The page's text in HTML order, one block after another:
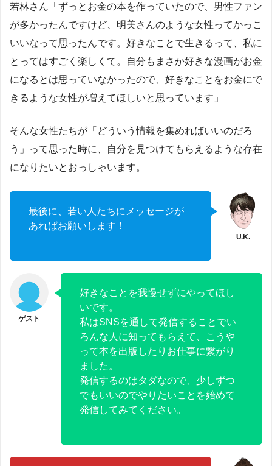
若林さん「ずっとお金の本を作っていたので、男性ファン
が多かったんですけど、明美さんのような女性ってかっこ
いいなって思ったんです。好きなことで生きるって、私に
とってはすごく楽しくて。自分もまさか好きな漫画がお金
になるとは思っていなかったので、好きなことをお金にで
きるような女性が増えてほしいと思っています」
そんな女性たちが「どういう情報を集めればいいのだろ
う」って思った時に、自分を見つけてもらえるような存在
になりたいとおっしゃいます。
最後に、若い人たちにメッセージが
あればお願いします！
好きなことを我慢せずにやってほし
いです。
私はSNSを通して発信することでい
ろんな人に知ってもらえて、こうや
って本を出版したりお仕事に繋がり
ました。
発信するのはタダなので、少しずつ
でもいいのでやりたいことを始めて
発信してみてください。